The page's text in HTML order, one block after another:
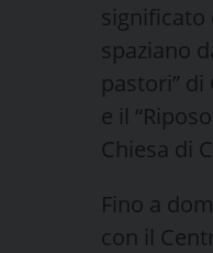
significato
spaziano
pastori” di
e il
Chiesa di
Fino a
con il